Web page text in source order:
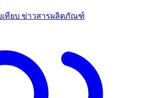
เทียบ ข่าวสารผลิตภัณฑ์